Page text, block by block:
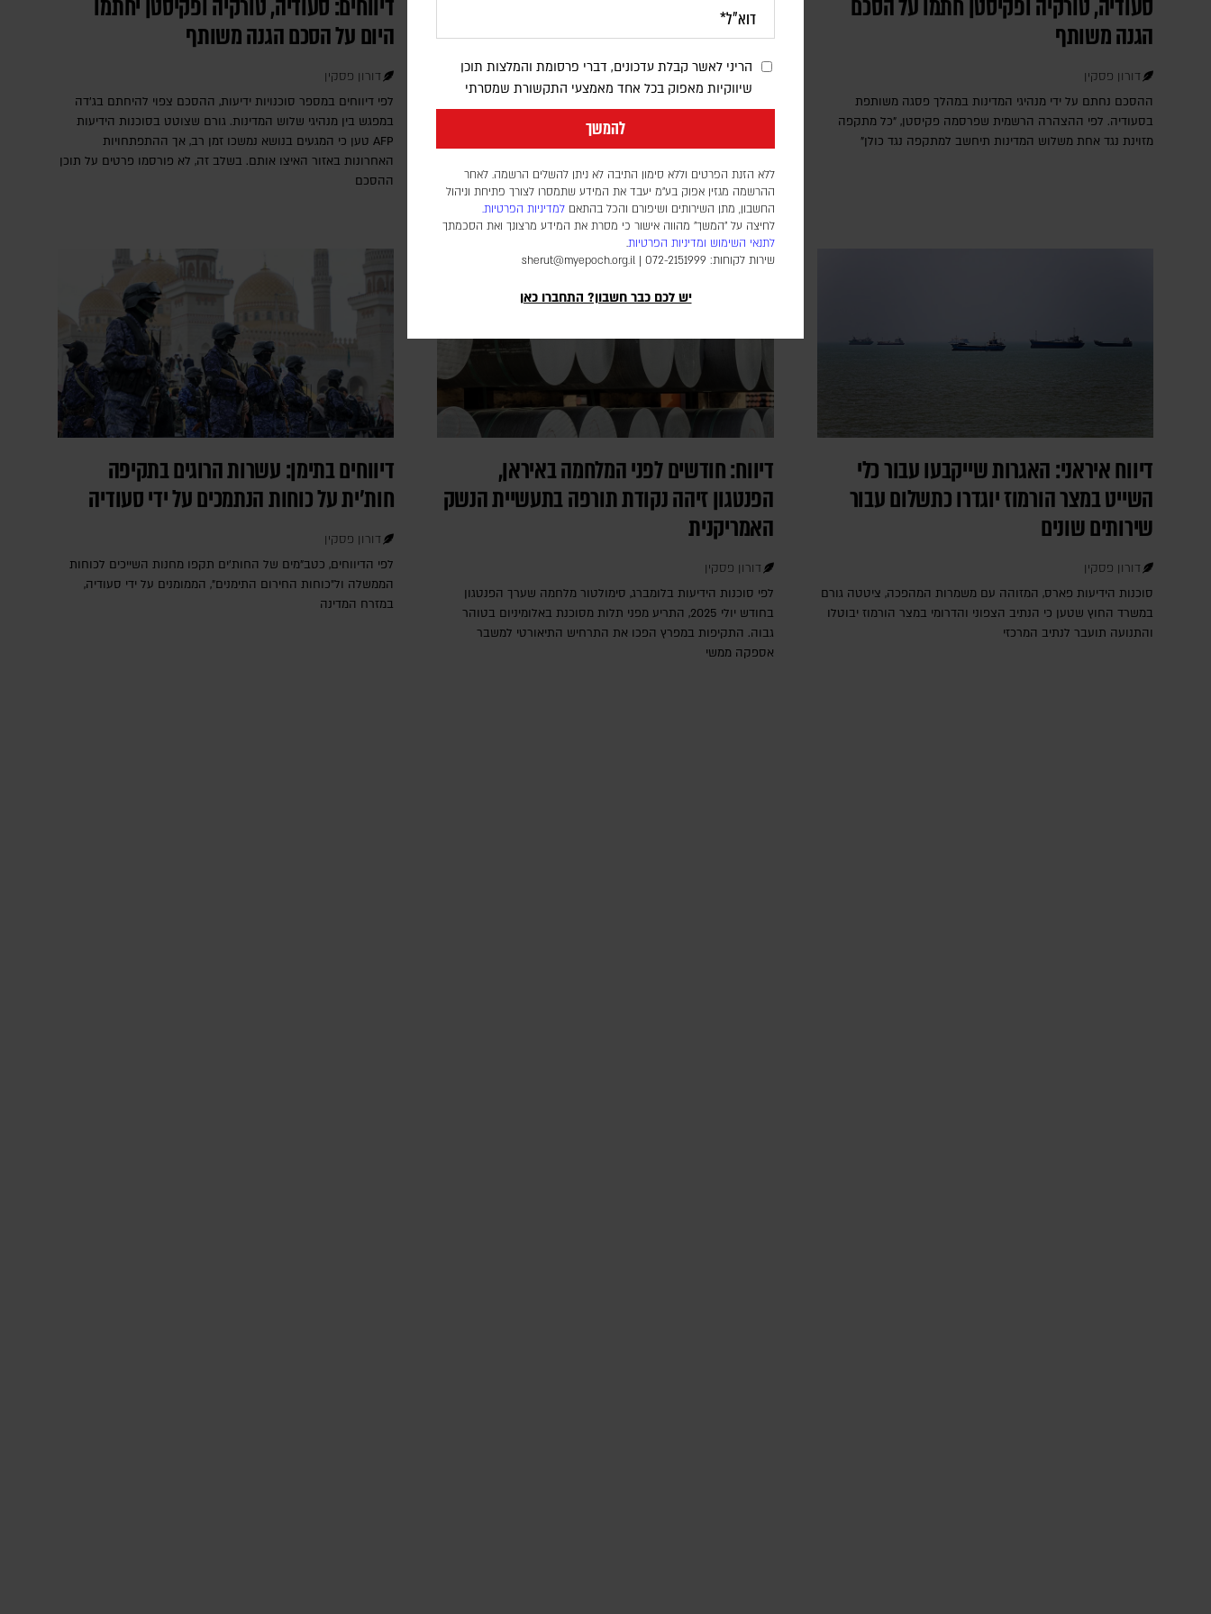
הריני לאשר קבלת עדכונים, דברי פרסומת והמלצות תוכן
שיווקיות מאפוק בכל אחד מאמצעי התקשורת שמסרתי
להמשך
ללא הזנת הפרטים וללא סימון התיבה לא ניתן להשלים הרשמה. לאחר
ההרשמה מגזין אפוק בע״מ יעבד את המידע שתמסרו לצורך פתיחת וניהול
החשבון, מתן השירותים ושיפורם והכל בהתאם למדיניות הפרטיות.
לחיצה על "המשך" מהווה אישור כי מסרת את המידע מרצונך ואת הסכמתך
לתנאי השימוש ומדיניות הפרטיות.
שירות לקוחות: 072-2151999 |
sherut@myepoch.org.il
יש לכם כבר חשבון? התחברו כאן
סעודיה, טורקיה ופקיסטן חתמו על הסכם
הגנה משותף
דורון פסקין
ההסכם נחתם על ידי מנהיגי המדינות במהלך פסגה משותפת
בסעודיה. לפי ההצהרה הרשמית שפרסמה פקיסטן, "כל מתקפה
מזוינת נגד אחת משלוש המדינות תיחשב למתקפה נגד כולן"
בעקבות בקשתו של טראמפ – הפרלמנט
באוגנדה אישר שליחת חיילים לרצועת עזה
במסגרת כוח הייצוב הבין-לאומי
דורון פסקין
מספר החיילים ומועד פריסתם טרם פורסמו. הכוח הבין-לאומי עדיין
לא נפרס ברצועה, וממתין ליישום השלב השני וכניסת המנהלת
הפלסטינית שאמורה לנהל את הרצועה
דיווחים: סעודיה, טורקיה ופקיסטן יחתמו
היום על הסכם הגנה משותף
דורון פסקין
לפי דיווחים במספר סוכנויות ידיעות, ההסכם צפוי להיחתם בג'דה
במפגש בין מנהיגי שלוש המדינות. גורם שצוטט בסוכנות הידיעות
AFP טען כי המגעים בנושא נמשכו זמן רב, אך ההתפתחויות
האחרונות באזור האיצו אותם. בשלב זה, לא פורסמו פרטים על תוכן
ההסכם
דיווח איראני: האגרות שייקבעו עבור כלי
השייט במצר הורמוז יוגדרו כתשלום עבור
שירותים שונים
דורון פסקין
סוכנות הידיעות פארס, המזוהה עם משמרות המהפכה, ציטטה גורם
במשרד החוץ שטען כי הנתיב הצפוני והדרומי במצר הורמוז יבוטלו
והתנועה תועבר לנתיב המרכזי
דיווח: חודשים לפני המלחמה באיראן,
הפנטגון זיהה נקודת תורפה בתעשיית הנשק
האמריקנית
דורון פסקין
לפי סוכנות הידיעות בלומברג, סימולטור מלחמה שערך הפנטגון
בחודש יולי 2025, התריע מפני תלות מסוכנת באלומיניום בטוהר
גבוה. התקיפות במפרץ הפכו את התרחיש התיאורטי למשבר
אספקה ממשי
דיווחים בתימן: עשרות הרוגים בתקיפה
חות'ית על כוחות הנתמכים על ידי סעודיה
דורון פסקין
לפי הדיווחים, כטב"מים של החות'ים תקפו מחנות השייכים לכוחות
הממשלה ול"כוחות החירום התימנים", הממומנים על ידי סעודיה,
במזרח המדינה